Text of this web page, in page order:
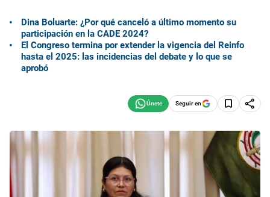
Dina Boluarte: ¿Por qué canceló a último momento su
participación en la CADE 2024?
El Congreso termina por extender la vigencia del Reinfo
hasta el 2025: las incidencias del debate y lo que se
aprobó
Seguir en